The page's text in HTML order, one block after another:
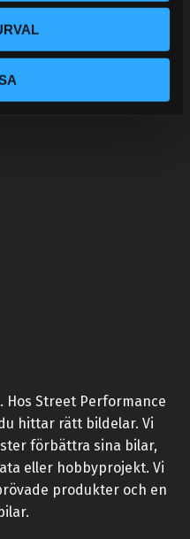
Hos Street Performance
hittar rätt bildelar. Vi
förbättra sina bilar,
eller hobbyprojekt. Vi
produkter och en